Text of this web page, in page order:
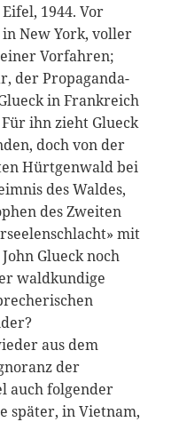
1944. Vor
New York, voller
Vorfahren;
der Propaganda-
in Frankreich
ihn zieht Glueck
doch von der
Hürtgenwald bei
des Waldes,
des Zweiten
mit
Glueck noch
waldkundige
aus dem
der
auch folgender
später, in Vietnam,